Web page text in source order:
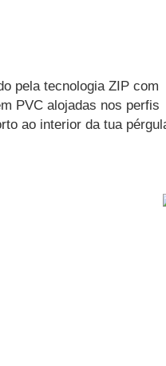
pela tecnologia ZIP com
PVC alojadas nos perfis
ao interior da tua